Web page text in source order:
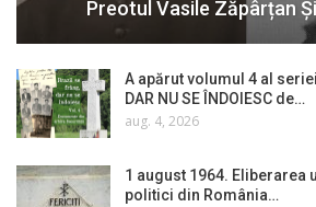
Preotul Vasile Zăpârțan
A apărut volumul 4 al seriei
DAR NU SE ÎNDOIESC de…
aug. 4, 2026
1 august 1964.
politici din România…